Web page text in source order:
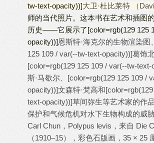
tw-text-opacity))]大卫·杜比莱特 （
师的当代照片。这本书在艺术和插图
历史——它展示了[color=rgb(129 125
opacity))]恩斯特·海克尔的生物渲染图
125 109 / var(--tw-text-opacity))]葛饰
[color=rgb(129 125 109 / var(--tw-text-
斯·马歇尔、[color=rgb(129 125 109 /
opacity))]文森特·梵高和
text-opacity))]草间弥生等艺术家的作
保护和气候危机对水下生物构成的威胁
Carl Chun，Polypus levis，来自 Die
（1910–15），彩色石版画，35 × 25